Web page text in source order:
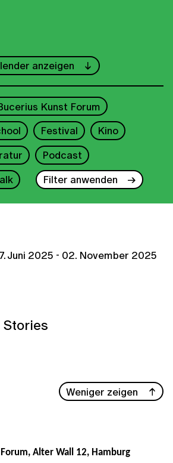
Juni
4 5 6 7
11 12 13
18 19 20 21
22
26 27 28
29
2025
anzeigen
Kunst Forum
Festival
Kino
Podcast
Filter anwenden
Juni 2025 - 02. November 2025
Stories
Weniger zeigen
Alter Wall 12, Hamburg